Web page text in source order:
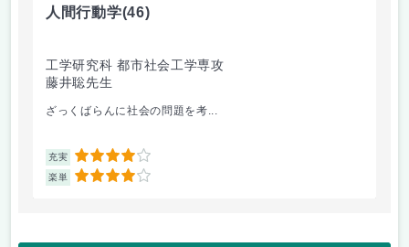
人間行動学(46)
工学研究科 都市社会工学専攻
藤井聡先生
ざっくばらんに社会の問題を考...
充実 4
楽単 4